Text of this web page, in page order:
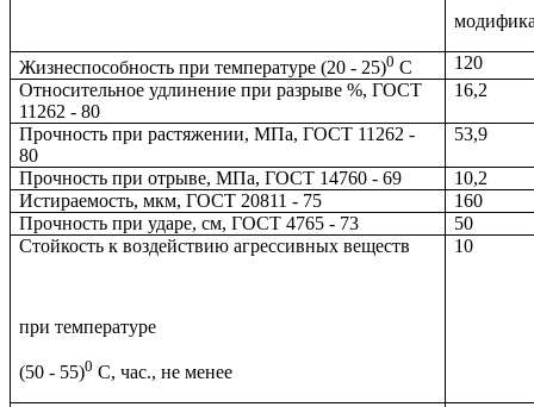
Жизнеспособность при температуре (20 - 25)0 С
120
Относительное удлинение при разрыве %, ГОСТ
11262 - 80
16,2
Прочность при растяжении, МПа, ГОСТ 11262 -
80
53,9
Прочность при отрыве, МПа, ГОСТ 14760 - 69
10,2
Истираемость, мкм, ГОСТ 20811 - 75
160
Прочность при ударе, см, ГОСТ 4765 - 73
50
Стойкость к воздействию агрессивных веществ
при температуре
(50 - 55)0 С, час., не менее
10